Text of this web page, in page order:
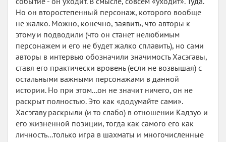
Но он второстепенный персонаж, которого вообще
не жалко. Можно, конечно, заявить, что авторы к
этому и подводили (что он станет нелюбимым
персонажем и его не будет жалко сплавить), но сами
авторы в интервью обозначили значимость Хасэгавы,
ставя его практически вровень (если не возвышая) с
остальными важными персонажами в данной
истории. Но при этом...он не значит ничего, он не
раскрыт полностью. Это как «додумайте сами».
Хасэгаву раскрыли (и то слабо) в отношении Кадзуо и
его жизненной позиции, тогда как самого его как
личность...только игра в шахматы и многочисленные